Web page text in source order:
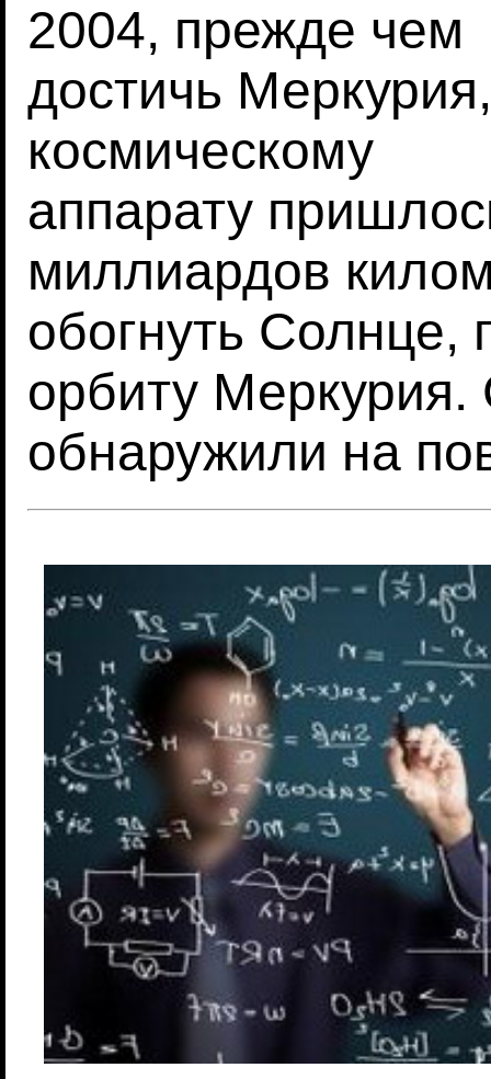
2004, прежде чем
достичь Меркурия,
космическому
аппарату
миллиардов
обогнуть Солнце,
орбиту
обнаружили на